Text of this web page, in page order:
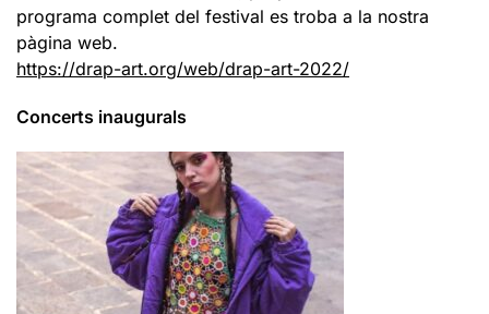
programa complet del festival es troba a la nostra
pàgina web.
https://drap-art.org/web/drap-art-2022/
Concerts inaugurals